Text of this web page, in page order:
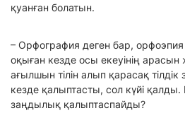
қуанған болатын.
– Орфография деген бар, орфоэпия
оқыған кезде осы екеуінің арасын
ағылшын тілін алып қарасақ
кезде қалыптасты, сол күйі қалды.
заңдылық